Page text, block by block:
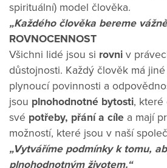
spirituální) model člověka.
„Každého člověka bereme
ROVNOCENNOST
Všichni lidé jsou si rovni v
důstojnosti. Každý člověk má
plynoucí povinnosti a
jsou plnohodnotné bytosti, které
své potřeby, přání a cíle a mají
možností, které jsou v naší
„Vytváříme podmínky k tomu,
plnohodnotným životem.“